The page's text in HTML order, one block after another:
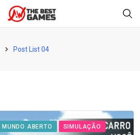
Post List 04
MUNDO ABERTO SIMULAÇÃO